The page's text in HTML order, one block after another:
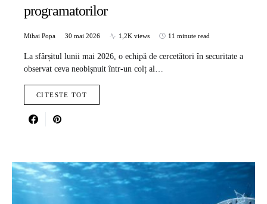
programatorilor
Mihai Popa 30 mai 2026 1,2K views 11 minute read
La sfârșitul lunii mai 2026, o echipă de cercetători în securitate a
observat ceva neobișnuit într-un colț al…
CITESTE TOT